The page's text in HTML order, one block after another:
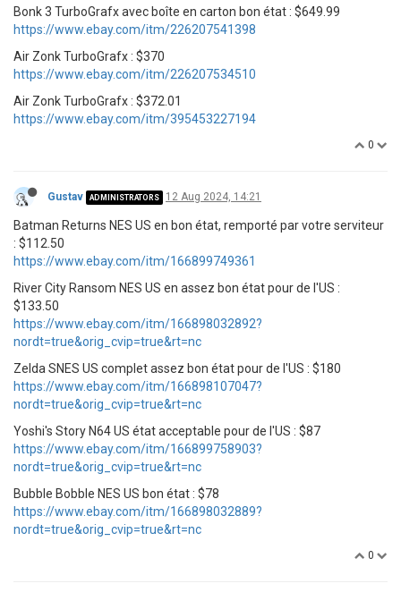
Bonk 3 TurboGrafx avec boîte en carton bon état : $649.99
https://www.ebay.com/itm/226207541398
Air Zonk TurboGrafx : $370
https://www.ebay.com/itm/226207534510
Air Zonk TurboGrafx : $372.01
https://www.ebay.com/itm/395453227194
0
Gustav ADMINISTRATORS 12 Aug 2024, 14:21
Batman Returns NES US en bon état, remporté par votre serviteur
: $112.50
https://www.ebay.com/itm/166899749361
River City Ransom NES US en assez bon état pour de l'US :
$133.50
https://www.ebay.com/itm/166898032892?
nordt=true&orig_cvip=true&rt=nc
Zelda SNES US complet assez bon état pour de l'US : $180
https://www.ebay.com/itm/166898107047?
nordt=true&orig_cvip=true&rt=nc
Yoshi's Story N64 US état acceptable pour de l'US : $87
https://www.ebay.com/itm/166899758903?
nordt=true&orig_cvip=true&rt=nc
Bubble Bobble NES US bon état : $78
https://www.ebay.com/itm/166898032889?
nordt=true&orig_cvip=true&rt=nc
0